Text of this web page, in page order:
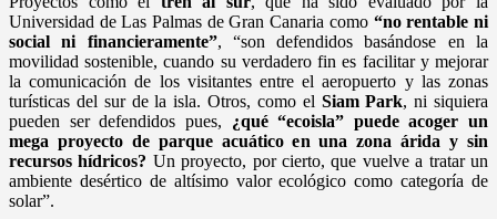
Universidad de Las Palmas de Gran Canaria como “no rentable ni
social ni financieramente”, “son defendidos basándose en la
movilidad sostenible, cuando su verdadero fin es facilitar y mejorar
la comunicación de los visitantes entre el aeropuerto y las zonas
turísticas del sur de la isla. Otros, como el Siam Park, ni siquiera
pueden ser defendidos pues, ¿qué “ecoisla” puede acoger un
mega proyecto de parque acuático en una zona árida y sin
recursos hídricos? Un proyecto, por cierto, que vuelve a tratar un
ambiente desértico de altísimo valor ecológico como categoría de
solar”.